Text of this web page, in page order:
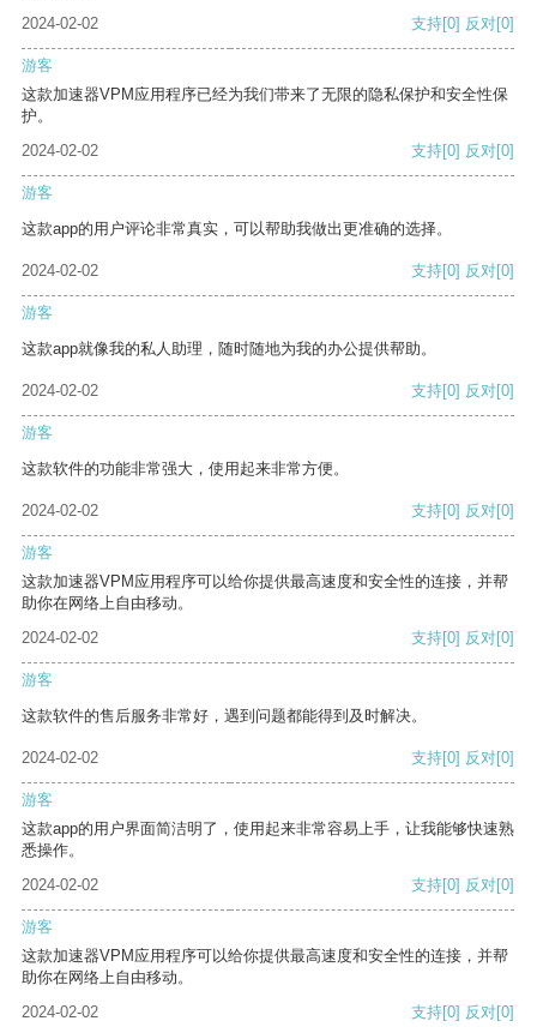
2024-02-02
支持[0] 反对[0]
游客
这款加速器VPM应用程序已经为我们带来了无限的隐私保护和安全性保
护。
2024-02-02
支持[0] 反对[0]
游客
这款app的用户评论非常真实，可以帮助我做出更准确的选择。
2024-02-02 支持[0] 反对[0]
游客
这款app就像我的私人助理，随时随地为我的办公提供帮助。
2024-02-02 支持[0] 反对[0]
游客
这款软件的功能非常强大，使用起来非常方便。
2024-02-02 支持[0] 反对[0]
游客
这款加速器VPM应用程序可以给你提供最高速度和安全性的连接，并帮
助你在网络上自由移动。
2024-02-02
支持[0] 反对[0]
游客
这款软件的售后服务非常好，遇到问题都能得到及时解决。
2024-02-02 支持[0] 反对[0]
游客
这款app的用户界面简洁明了，使用起来非常容易上手，让我能够快速熟
悉操作。
2024-02-02
支持[0] 反对[0]
游客
这款加速器VPM应用程序可以给你提供最高速度和安全性的连接，并帮
助你在网络上自由移动。
2024-02-02
支持[0] 反对[0]